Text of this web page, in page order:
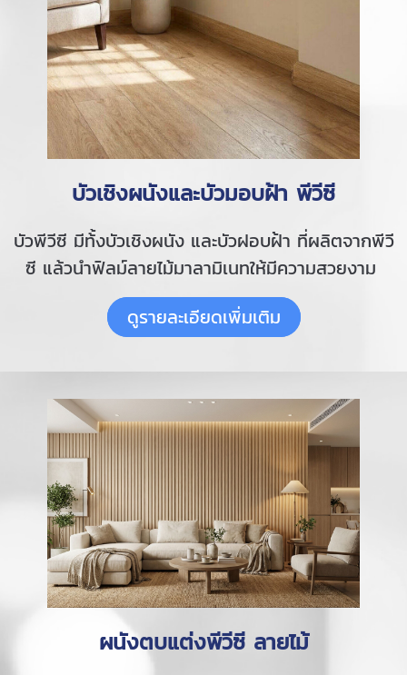
บัวเชิงผนังและบัวมอบฝ้า พีวีซี
บัวพีวีซี มีท้้งบัวเชิงผนัง และบัวฝอบฝ้า ที่ผลิตจากพีวี
ซี แล้วนำฟิลม์ลายไม้มาลามิเนทให้มีความสวยงาม
ดูรายละเอียดเพิ่มเติม
ผนังตบแต่งพีวีซี ลายไม้